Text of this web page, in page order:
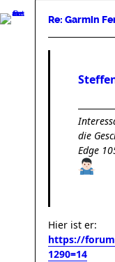
Re: Garmin
die
Edge
Hier ist er:
https://
1290=14